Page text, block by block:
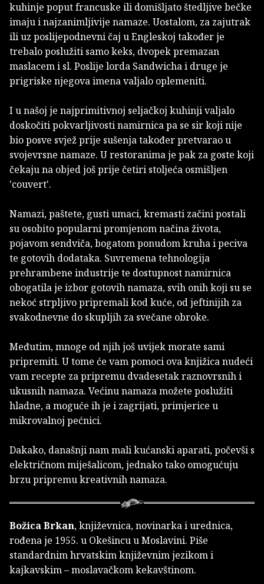
kuhinje poput francuske ili domišljato štedljive bečke
imaju i najzanimljivije namaze. Uostalom, za zajutrak
ili uz poslijepodnevni čaj u Engleskoj također je
trebalo poslužiti samo keks, dvopek premazan
maslacem i sl. Poslije lorda Sandwicha i druge je
prigriske njegova imena valjalo oplemeniti.
I u našoj je najprimitivnoj seljačkoj kuhinji valjalo
doskočiti pokvarljivosti namirnica pa se sir koji nije
bio posve svjež prije sušenja također pretvarao u
svojevrsne namaze. U restoranima je pak za goste koji
čekaju na objed još prije četiri stoljeća osmišljen
'couvert'.
Namazi, paštete, gusti umaci, kremasti začini postali
su osobito popularni promjenom načina života,
pojavom sendviča, bogatom ponudom kruha i peciva
te gotovih dodataka. Suvremena tehnologija
prehrambene industrije te dostupnost namirnica
obogatila je izbor gotovih namaza, svih onih koji su se
nekoć strpljivo pripremali kod kuće, od jeftinijih za
svakodnevne do skupljih za svečane obroke.
Međutim, mnoge od njih još uvijek morate sami
pripremiti. U tome će vam pomoci ova knjižica nudeći
vam recepte za pripremu dvadesetak raznovrsnih i
ukusnih namaza. Većinu namaza možete poslužiti
hladne, a moguće ih je i zagrijati, primjerice u
mikrovalnoj pećnici.
Dakako, današnji nam mali kućanski aparati, počevši s
električnom miješalicom, jednako tako omogućuju
brzu pripremu kreativnih namaza.
Božica Brkan, književnica, novinarka i urednica,
rođena je 1955. u Okešincu u Moslavini. Piše
standardnim hrvatskim književnim jezikom i
kajkavskim – moslavačkom kekavštinom.